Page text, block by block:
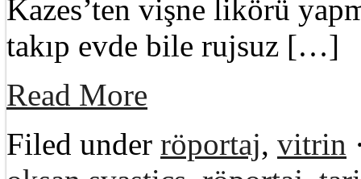
Kazes’ten vişne likörü
takıp evde bile rujsuz […]
Read More
Filed under röportaj, vitrin